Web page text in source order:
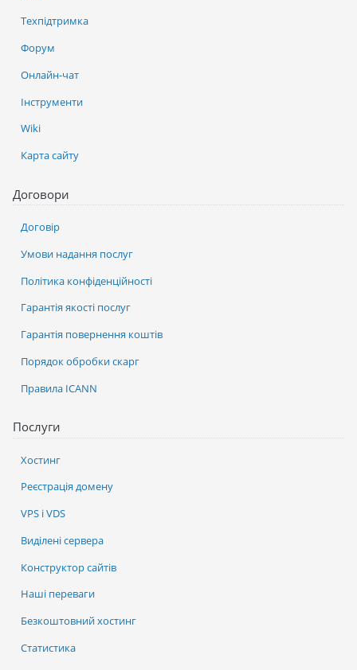
Послуги
Хостинг
Реєстрація домену
VPS і VDS
Виділені сервера
Конструктор сайтів
Наші переваги
Безкоштовний хостинг
Статистика
Техпідтримка
Форум
Онлайн-чат
Інструменти
Wiki
Карта сайту
Договори
Договір
Умови надання послуг
Політика конфіденційності
Гарантія якості послуг
Гарантія повернення коштів
Порядок обробки скарг
Правила ICANN